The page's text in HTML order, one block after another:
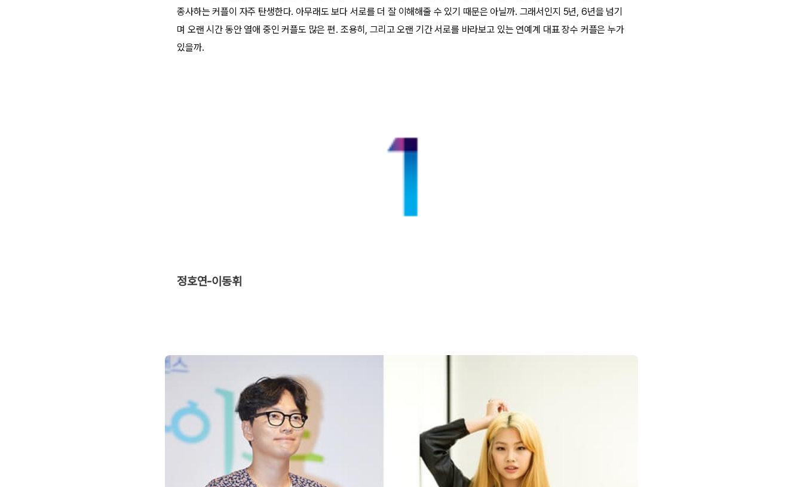
종사하는 커플이 자주 탄생한다. 아무래도 보다 서로를 더 잘 이해해줄 수 있기 때문은 아닐까. 그래서인지 5년, 6년을 넘기
며 오랜 시간 동안 열애 중인 커플도 많은 편. 조용히, 그리고 오랜 기간 서로를 바라보고 있는 연예계 대표 장수 커플은 누가
있을까.
정호연-이동휘